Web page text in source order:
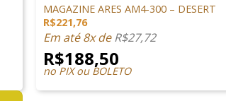
MAGAZINE ARES AM4-300 – DESERT
R$221,76
Em até 8x deR$27,72
R$188,50
no PIX ou BOLETO